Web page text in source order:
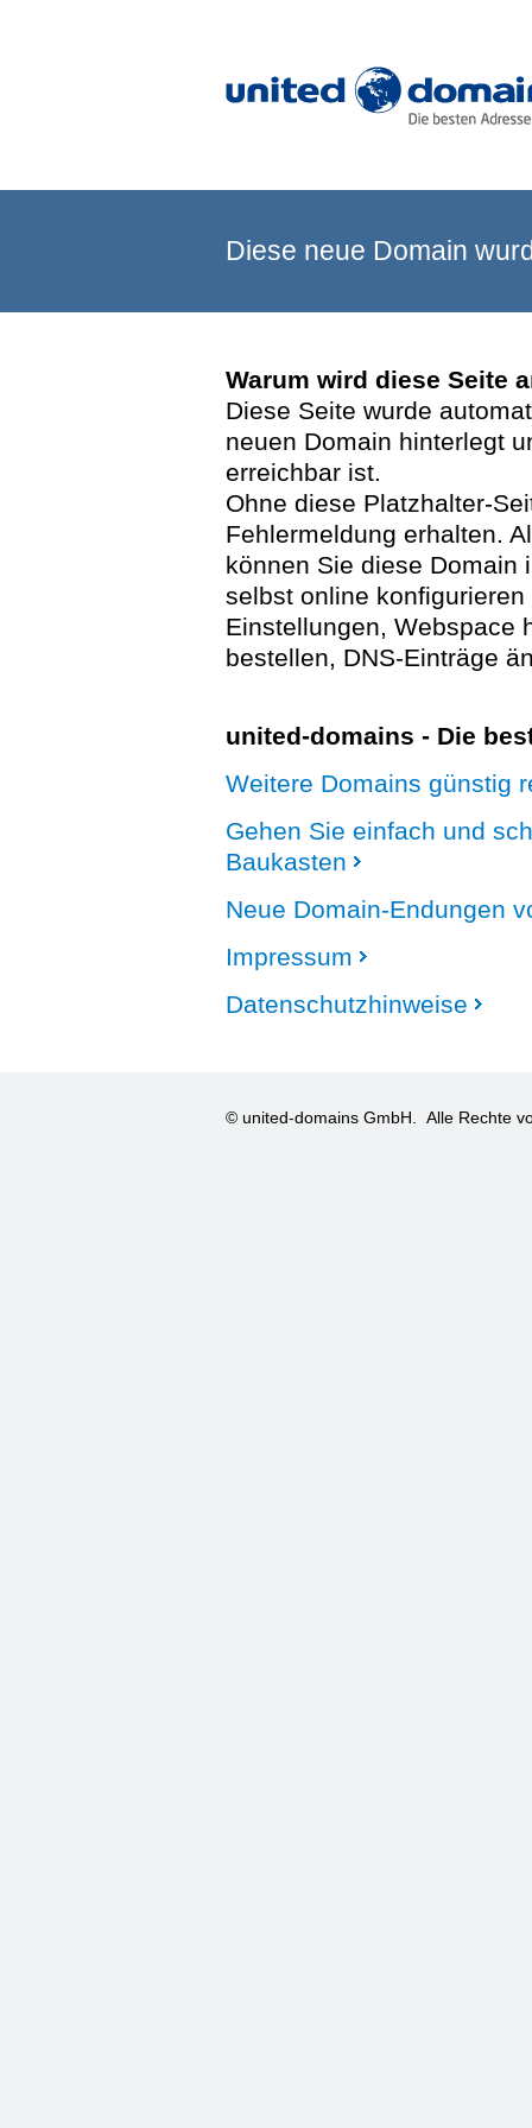
Diese neue Domain
Warum wird diese Seite
Diese Seite wurde
neuen Domain hinterlegt
erreichbar ist.
Ohne diese Platzhalter-
Fehlermeldung erhalten.
können Sie diese Domain
selbst online
Einstellungen, Webspace
bestellen, DNS-Einträge
united-domains - Die
Weitere Domains günstig
Gehen Sie einfach und
Baukasten
Neue Domain-Endungen
Impressum
Datenschutzhinweise
© united-domains GmbH. Alle Rechte